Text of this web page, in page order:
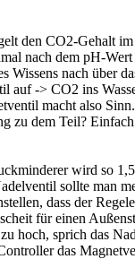
den CO2-Gehalt im
nach dem pH-
Wissens nach über
auf -> CO2 ins
macht also
zu dem Teil?
wird so
sollte man
dass der
für einen
hoch, sprich das
das